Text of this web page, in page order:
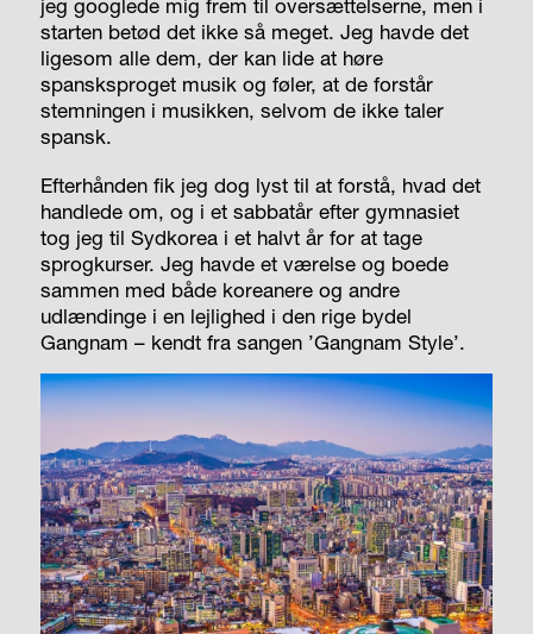
jeg googlede mig frem til oversættelserne, men i
starten betød det ikke så meget. Jeg havde det
ligesom alle dem, der kan lide at høre
spansksproget musik og føler, at de forstår
stemningen i musikken, selvom de ikke taler
spansk.
Efterhånden fik jeg dog lyst til at forstå, hvad det
handlede om, og i et sabbatår efter gymnasiet
tog jeg til Sydkorea i et halvt år for at tage
sprogkurser. Jeg havde et værelse og boede
sammen med både koreanere og andre
udlændinge i en lejlighed i den rige bydel
Gangnam – kendt fra sangen ’Gangnam Style’.